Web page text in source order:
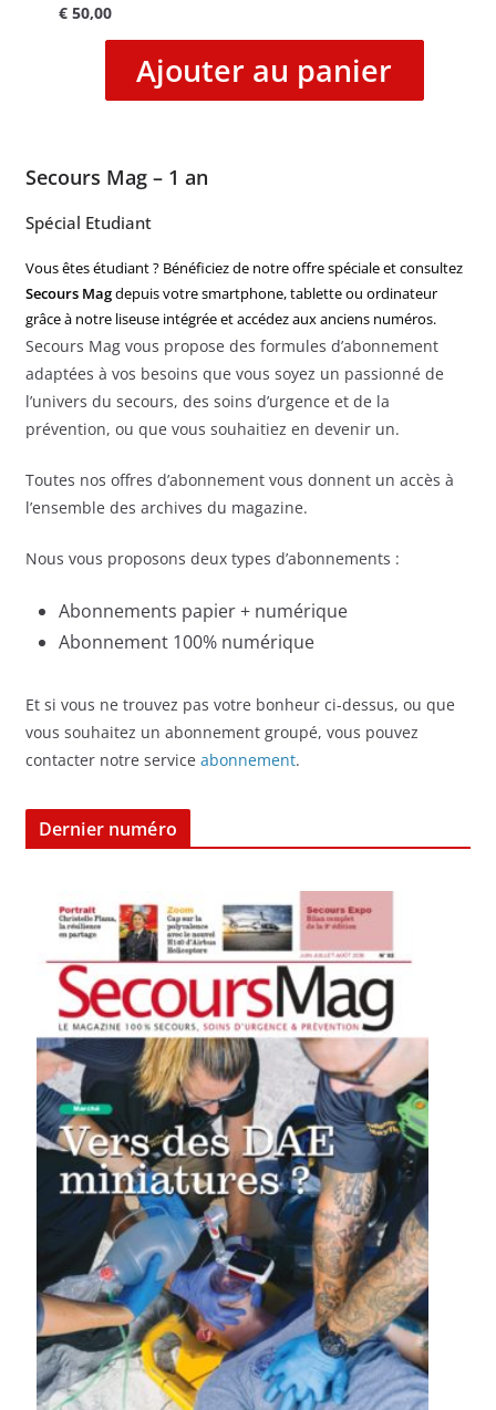
€50,00
Ajouter au panier
Secours Mag – 1 an
Spécial Etudiant
Vous êtes étudiant ? Bénéficiez de notre offre spéciale et consultez
Secours Magdepuis votre smartphone, tablette ou ordinateur
grâce à notre liseuse intégrée et accédez aux anciens numéros.
Secours Mag vous propose des formules d’abonnement
adaptées à vos besoins que vous soyez un passionné de
l’univers du secours, des soins d’urgence et de la
prévention, ou que vous souhaitiez en devenir un.
Toutes nos offres d’abonnement vous donnent un accès à
l’ensemble des archives du magazine.
Nous vous proposons deux types d’abonnements :
Abonnements papier + numérique
Abonnement 100% numérique
Et si vous ne trouvez pas votre bonheur ci-dessus, ou que
vous souhaitez un abonnement groupé, vous pouvez
contacter notre service abonnement.
Dernier numéro